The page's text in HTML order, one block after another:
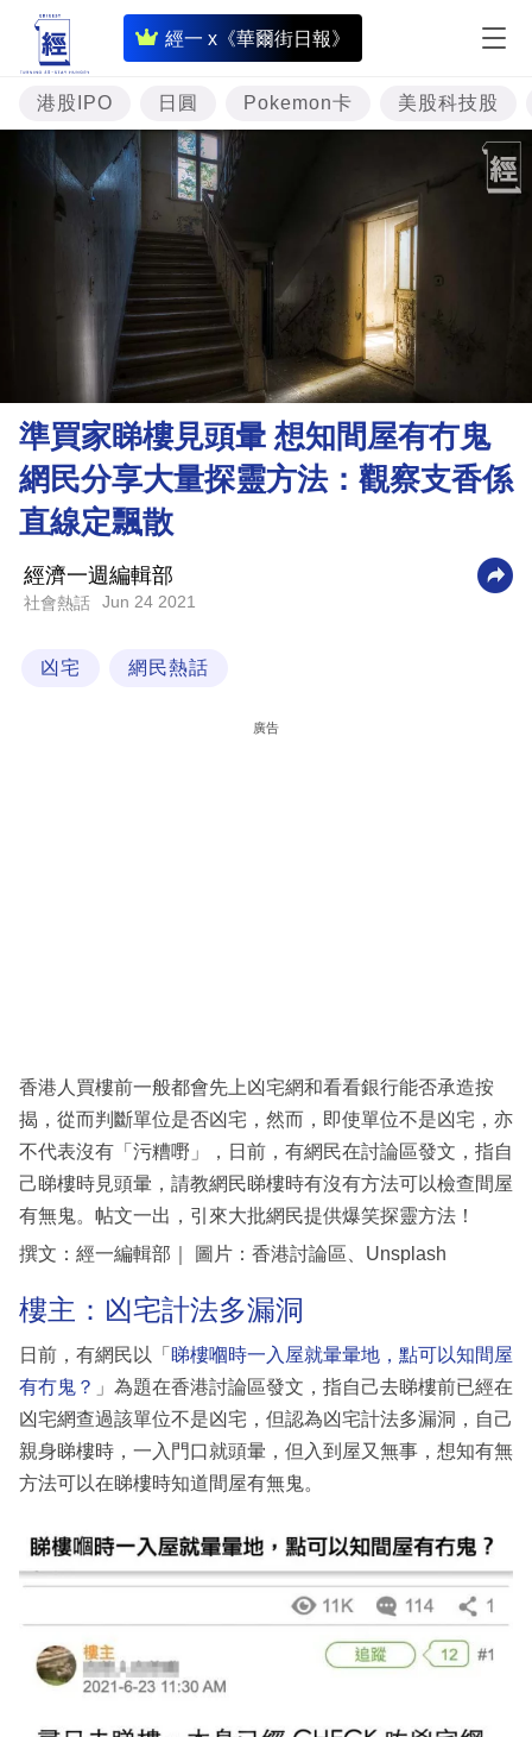
經一 x《華爾街日報》
即
時
財
經
投
資
樓
市
理
財
商
業
科
技
場
港股IPO 日圓 Pokemon卡 美股科技股
準買家睇樓見頭暈 想知間屋有冇鬼
網民分享大量探靈方法：觀察支香係
直線定飄散
經濟一週編輯部
社會熱話 Jun 24 2021
凶宅 網民熱話
廣告
香港人買樓前一般都會先上凶宅網和看看銀行能否承造按
揭，從而判斷單位是否凶宅，然而，即使單位不是凶宅，亦
不代表沒有「污糟嘢」，日前，有網民在討論區發文，指自
己睇樓時見頭暈，請教網民睇樓時有沒有方法可以檢查間屋
有無鬼。帖文一出，引來大批網民提供爆笑探靈方法！
撰文：經一編輯部｜ 圖片：香港討論區、Unsplash
樓主：凶宅計法多漏洞
日前，有網民以「 睇樓嗰時一入屋就暈暈地，點可以知間屋
有冇鬼？ 」為題在香港討論區發文，指自己去睇樓前已經在
凶宅網查過該單位不是凶宅，但認為凶宅計法多漏洞，自己
親身睇樓時，一入門口就頭暈，但入到屋又無事，想知有無
方法可以在睇樓時知道間屋有無鬼。